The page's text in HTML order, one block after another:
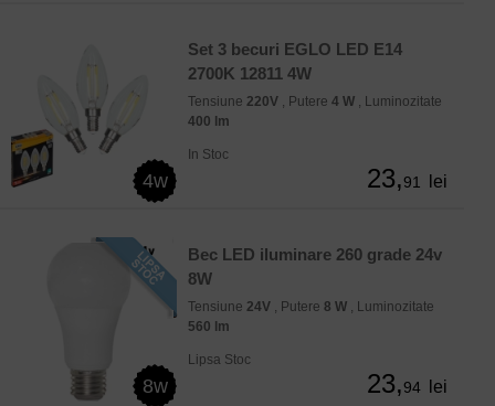
4w
Set 3 becuri EGLO LED E14
2700K 12811 4W
Tensiune 220V , Putere 4 W , Luminozitate
400 lm
In Stoc
23,91 lei
8w
Bec LED iluminare 260 grade 24v
8W
Tensiune 24V , Putere 8 W , Luminozitate
560 lm
Lipsa Stoc
23,94 lei